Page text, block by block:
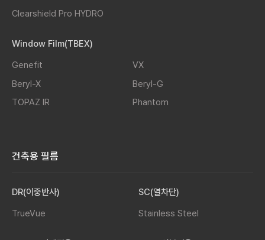
Clearshield Pro HYDRO
Window Film(TBEX)
Genefit
VX
Beryl-X
Beryl-G
TOPAZ IR
Phantom
건축용 필름
DR(이중반사)
TrueVue
SC(열차단)
Stainless Steel